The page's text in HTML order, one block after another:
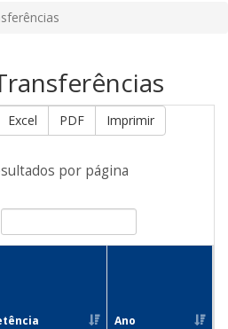
Excel PDF Imprimir
por página
Ano